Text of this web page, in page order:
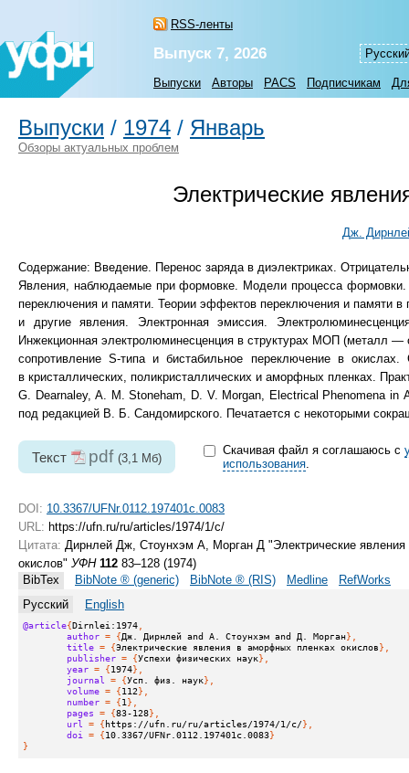
RSS-ленты
Выпуск 7, 2026
Выпуски Авторы PACS Подписчикам
Выпуски / 1974 / Январь
Обзоры актуальных проблем
Электрические
Дж.
Содержание: Введение. Перенос заряда в диэлектриках.
Явления, наблюдаемые при формовке. Модели процесса
переключения и памяти. Теории эффектов переключения и памяти
и другие явления. Электронная эмиссия.
Инжекционная электролюминесценция в структурах МОП (металл
сопротивление S-типа и бистабильное переключение в
в кристаллических, поликристаллических и аморфных пленках.
G. Dеаrnаlеу, А. М. Stоnеham, D. V. Morgan, Electrical Phenomena
под редакцией В. Б. Сандомирского. Печатается с некоторыми
Текст pdf (3,1 Мб)
Скачивая файл я соглашаюсь с
использования.
DOI: 10.3367/UFNr.0112.197401c.0083
URL: https://ufn.ru/ru/articles/1974/1/c/
Цитата: Дирнлей Дж, Стоунхэм А, Морган Д "Электрические
окислов" УФН 112 83–128 (1974)
BibTex
BibNote ® (generic) BibNote ® (RIS) Medline
RefWorks
Русский
English
@article{Dirnlei:1974
author = {Дж. Дирнлей and А. Стоунхэм and Д. Морган},
title = {Электрические явления в аморфных пленках окислов},
publisher = {Успехи физических наук},
year = {1974},
journal
= {Усп. физ. наук},
volume = {112},
number = {1 },
pages = {83-128},
url
= {https://ufn.ru/ru/articles/1974/1/c/},
doi
= {10.3367/UFNr.0112.197401c.0083}
}